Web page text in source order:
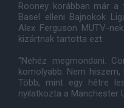
Rooney korábban már
Basel elleni Bajnokok
Alex Ferguson MUTV-
kizártnak tartotta ezt.
"Nehéz megmondani.
komolyabb. Nem
Több, mint egy hétre
nyilatkozta a Manchester